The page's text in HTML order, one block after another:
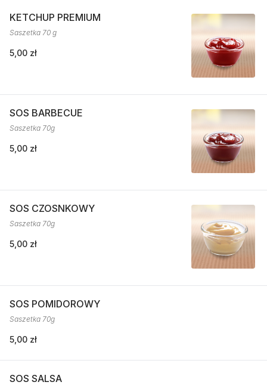
KETCHUP PREMIUM
Saszetka 70 g
5,00 zł
SOS BARBECUE
Saszetka 70g
5,00 zł
SOS CZOSNKOWY
Saszetka 70g
5,00 zł
SOS POMIDOROWY
Saszetka 70g
5,00 zł
SOS SALSA